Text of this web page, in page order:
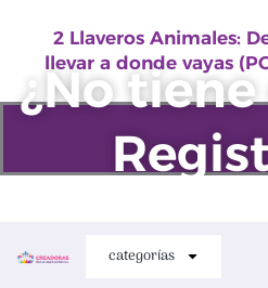
contenido
2 Llaveros Animales:
llevar a donde vayas
¿No
categorías